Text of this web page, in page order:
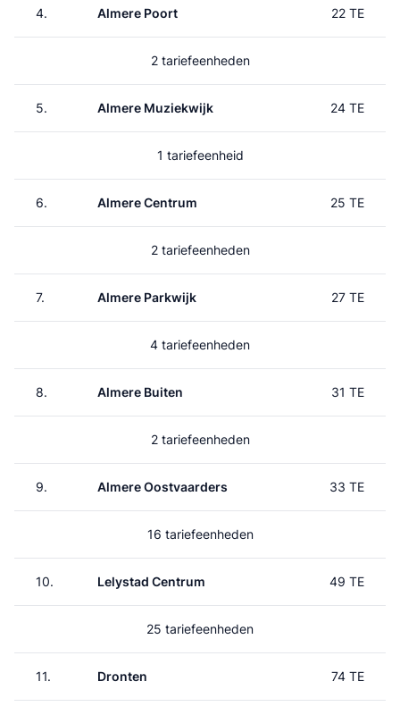
4. Almere Poort 22 TE
2 tariefeenheden
5. Almere Muziekwijk 24 TE
1 tariefeenheid
6. Almere Centrum 25 TE
2 tariefeenheden
7. Almere Parkwijk 27 TE
4 tariefeenheden
8. Almere Buiten 31 TE
2 tariefeenheden
9. Almere Oostvaarders 33 TE
16 tariefeenheden
10. Lelystad Centrum 49 TE
25 tariefeenheden
11. Dronten 74 TE